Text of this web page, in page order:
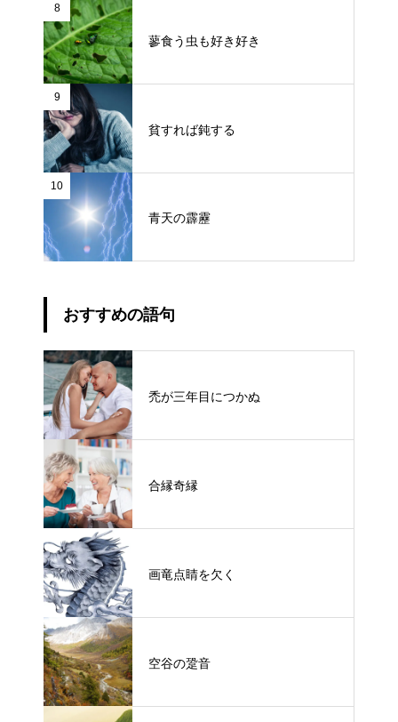
8
蓼食う虫も好き好き
9
貧すれば鈍する
10
青天の霹靂
おすすめの語句
禿が三年目につかぬ
合縁奇縁
画竜点睛を欠く
空谷の跫音